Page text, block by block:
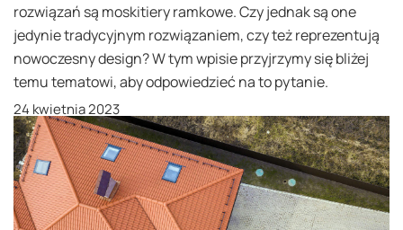
rozwiązań są moskitiery ramkowe. Czy jednak są one
jedynie tradycyjnym rozwiązaniem, czy też reprezentują
nowoczesny design? W tym wpisie przyjrzymy się bliżej
temu tematowi, aby odpowiedzieć na to pytanie.
24 kwietnia 2023